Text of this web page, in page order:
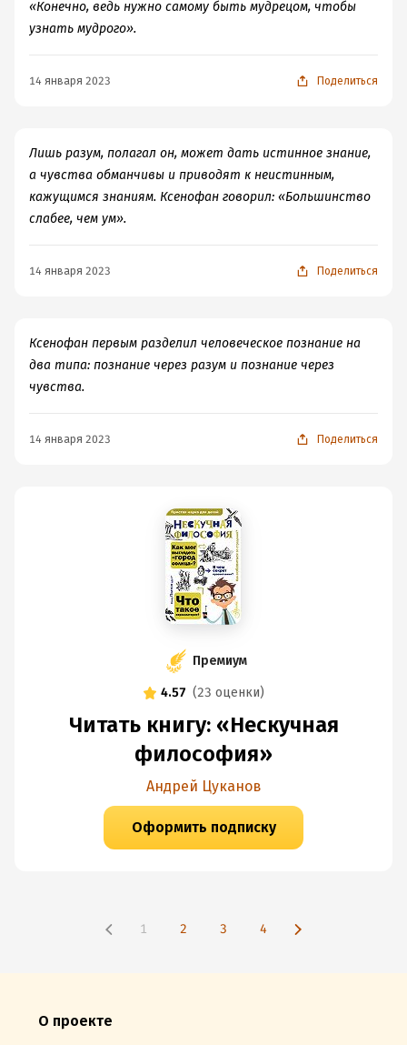
«Конечно, ведь нужно самому быть мудрецом, чтобы
узнать мудрого».
14 января 2023 Поделиться
Лишь разум, полагал он, может дать истинное знание,
а чувства обманчивы и приводят к неистинным,
кажущимся знаниям. Ксенофан говорил: «Большинство
слабее, чем ум».
14 января 2023 Поделиться
Ксенофан первым разделил человеческое познание на
два типа: познание через разум и познание через
чувства.
14 января 2023 Поделиться
Премиум
4.57 (23 оценки)
Читать книгу: «Нескучная
философия»
Андрей Цуканов
Оформить подписку
1 2 3 4
О проекте